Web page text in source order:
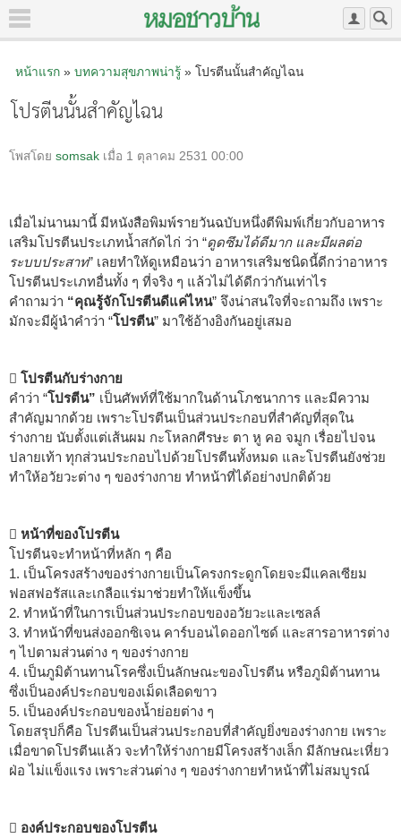
หน้าแรก» บทความสุขภาพน่ารู้» โปรตีนนั้นสำคัญไฉน
โปรตีนนั้นสำคัญไฉน
โพสโดย somsak เมื่อ 1 ตุลาคม 2531 00:00
เมื่อไม่นานมานี้ มีหนังสือพิมพ์รายวันฉบับหนึ่งตีพิมพ์เกี่ยวกับอาหาร
เสริมโปรตีนประเภทน้ำสกัดไก่ ว่า “ดูดซึมได้ดีมาก และมีผลต่อ
ระบบประสาท” เลยทำให้ดูเหมือนว่า อาหารเสริมชนิดนี้ดีกว่าอาหาร
โปรตีนประเภทอื่นทั้ง ๆ ที่จริง ๆ แล้วไม่ได้ดีกว่ากันเท่าไร
คำถามว่า “คุณรู้จักโปรตีนดีแค่ไหน” จึงน่าสนใจที่จะถามถึง เพราะ
มักจะมีผู้นำคำว่า “โปรตีน” มาใช้อ้างอิงกันอยู่เสมอ
 โปรตีนกับร่างกาย
คำว่า “โปรตีน” เป็นศัพท์ที่ใช้มากในด้านโภชนาการ และมีความ
สำคัญมากด้วย เพราะโปรตีนเป็นส่วนประกอบที่สำคัญที่สุดใน
ร่างกาย นับตั้งแต่เส้นผม กะโหลกศีรษะ ตา หู คอ จมูก เรื่อยไปจน
ปลายเท้า ทุกส่วนประกอบไปด้วยโปรตีนทั้งหมด และโปรตีนยังช่วย
ทำให้อวัยวะต่าง ๆ ของร่างกาย ทำหน้าที่ได้อย่างปกติด้วย
 หน้าที่ของโปรตีน
โปรตีนจะทำหน้าที่หลัก ๆ คือ
1. เป็นโครงสร้างของร่างกายเป็นโครงกระดูกโดยจะมีแคลเซียม
ฟอสฟอรัสและเกลือแร่มาช่วยทำให้แข็งขึ้น
2. ทำหน้าที่ในการเป็นส่วนประกอบของอวัยวะและเซลล์
3. ทำหน้าที่ขนส่งออกซิเจน คาร์บอนไดออกไซด์ และสารอาหารต่าง
ๆ ไปตามส่วนต่าง ๆ ของร่างกาย
4. เป็นภูมิต้านทานโรคซึ่งเป็นลักษณะของโปรตีน หรือภูมิต้านทาน
ซึ่งเป็นองค์ประกอบของเม็ดเลือดขาว
5. เป็นองค์ประกอบของน้ำย่อยต่าง ๆ
โดยสรุปก็คือ โปรตีนเป็นส่วนประกอบที่สำคัญยิ่งของร่างกาย เพราะ
เมื่อขาดโปรตีนแล้ว จะทำให้ร่างกายมีโครงสร้างเล็ก มีลักษณะเหี่ยว
ฝ่อ ไม่แข็งแรง เพราะส่วนต่าง ๆ ของร่างกายทำหน้าที่ไม่สมบูรณ์
 องค์ประกอบของโปรตีน